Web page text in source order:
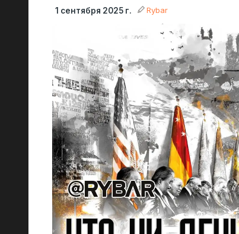
1 сентября 2025 г. Rybar